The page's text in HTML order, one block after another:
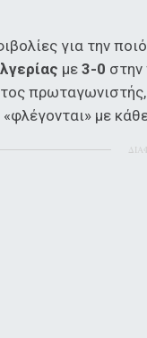
για την
με 3-0 στην
με